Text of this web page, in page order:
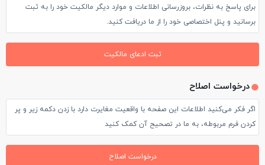
برای پاسخ به نظرات، بروزرسانی اطلاعات و موارد دیگر مالکیت خود را به ثبت
برسانید و پنل اختصاصی خود را از ما دریافت کنید.
ثبت ادعای مالکیت
درخواست اصلاح
اگر فکر می‌کنید اطلاعات این صفحه با واقعیت مغایرت دارد با زدن دکمه زیر و پر
کردن فرم مربوطه، به ما در تصحیح آن کمک کنید
درخواست اصلاح